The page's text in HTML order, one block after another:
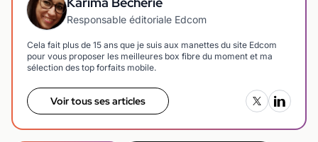
Responsable éditoriale Edcom
Cela fait plus de 15 ans que je suis aux manettes du site Edcom
pour vous proposer les meilleures box fibre du moment et ma
sélection des top forfaits mobile.
Voir tous ses articles